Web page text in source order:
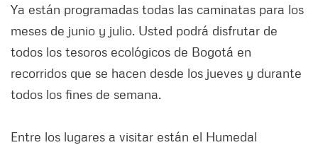
Ya están programadas todas las caminatas para los
meses de junio y julio. Usted podrá disfrutar de
todos los tesoros ecológicos de Bogotá en
recorridos que se hacen desde los jueves y durante
todos los fines de semana.
Entre los lugares a visitar están el Humedal